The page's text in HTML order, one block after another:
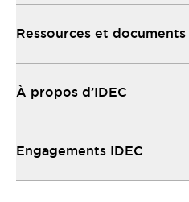
Ressources et documents
À propos d’IDEC
Engagements IDEC